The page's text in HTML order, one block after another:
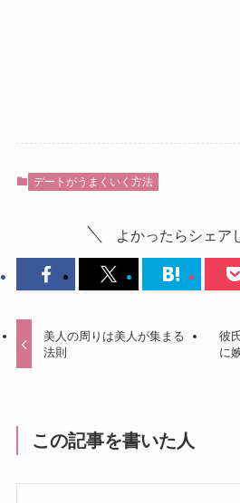
デートがうまくいく方法
よかったらシェア
美人の周りは美人が集まる
法則
彼
に
この記事を書いた人